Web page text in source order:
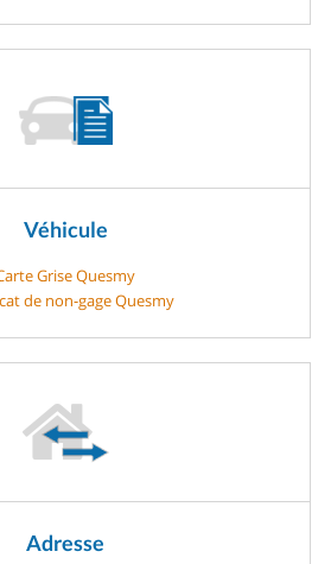
Véhicule
Grise Quesmy
de non-gage Quesmy
Adresse